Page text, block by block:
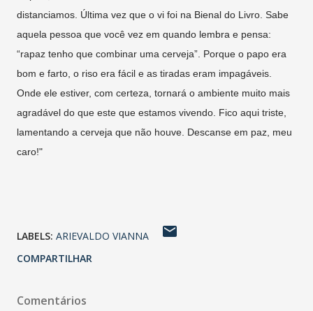
distanciamos. Última vez que o vi foi na Bienal do Livro. Sabe
aquela pessoa que você vez em quando lembra e pensa:
“rapaz tenho que combinar uma cerveja”. Porque o papo era
bom e farto, o riso era fácil e as tiradas eram impagáveis.
Onde ele estiver, com certeza, tornará o ambiente muito mais
agradável do que este que estamos vivendo. Fico aqui triste,
lamentando a cerveja que não houve. Descanse em paz, meu
caro!"
LABELS: ARIEVALDO VIANNA
COMPARTILHAR
Comentários